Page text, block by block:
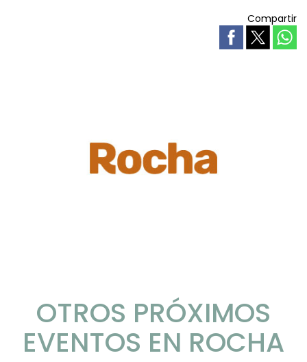
Compartir
OTROS PRÓXIMOS
EVENTOS EN ROCHA